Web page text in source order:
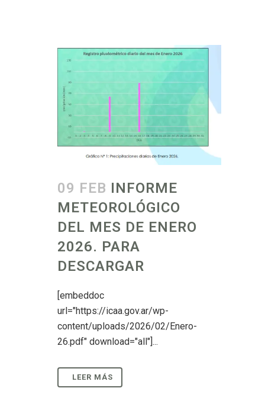
09 FEB INFORME
METEOROLÓGICO
DEL MES DE ENERO
2026. PARA
DESCARGAR
[embeddoc
url="https://icaa.gov.ar/wp-
content/uploads/2026/02/Enero-
26.pdf" download="all"]...